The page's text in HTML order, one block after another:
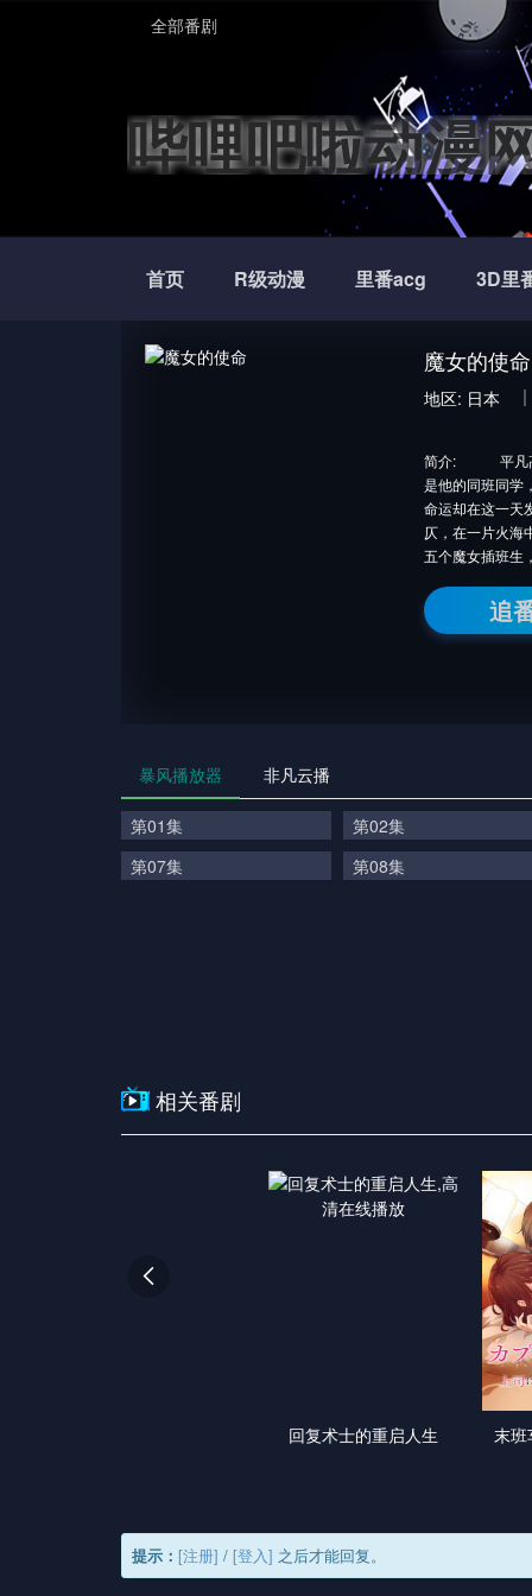
全部番剧
哔哩吧啦动漫
首页 R级动漫 里番acg 3D里
魔女的使命
地区: 日本
简介:
平凡高
是他的同班同学
命运却在这一天
仄，在一片火海
五个魔女插班生
追
暴风播放器 非凡云播
第01集
第02集
第07集
第08集
相关番剧
回复术士的重启人生 末班

提示： [注册] / [登入] 之后才能回复。